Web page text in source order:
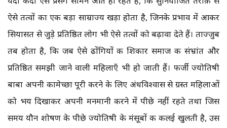
ऐसे तत्वों का एक बड़ा साम्राज्य खड़ा होता है, जिनके प्रभाव में आकर
सियासत से जुड़े प्रतिष्ठित लोग भी ऐसे तत्वों को बढ़ावा देते हैं। ताज्जुब
तब होता है, कि जब ऐसे ढोंगियों की शिकार समाज की संभ्रांत और
प्रतिष्ठित समझी जाने वाली महिलाएँ भी हो जाती हैं। फर्जी ज्योतिषी
बाबा अपनी कामेच्छा पूरी करने के लिए अंधविश्वास से ग्रस्त महिलाओं
को भय दिखाकर अपनी मनमानी करने में पीछे नहीं रहते तथा जिस
समय यौन शोषण के पीछे ज्योतिषी के मंसूबों की कलई खुलती है, उस